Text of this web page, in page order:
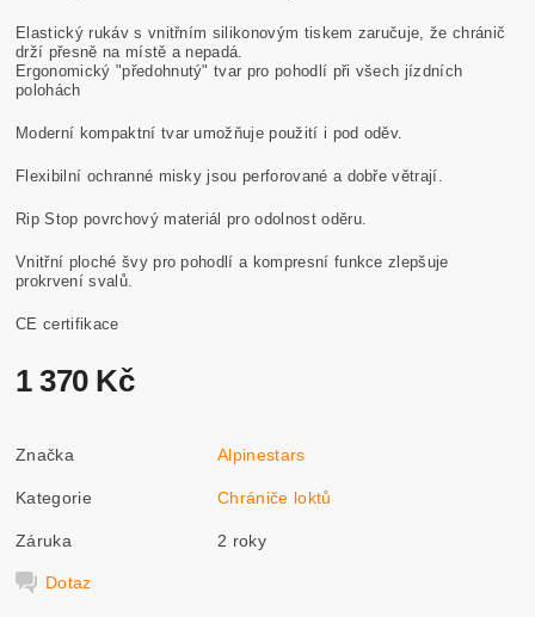
Elastický rukáv s vnitřním silikonovým tiskem zaručuje, že chránič
drží přesně na místě a nepadá.
Ergonomický "předohnutý" tvar pro pohodlí při všech jízdních
polohách
Moderní kompaktní tvar umožňuje použití i pod oděv.
Flexibilní ochranné misky jsou perforované a dobře větrají.
Rip Stop povrchový materiál pro odolnost oděru.
Vnitřní ploché švy pro pohodlí a kompresní funkce zlepšuje
prokrvení svalů.
CE certifikace
1 370 Kč
Značka Alpinestars
Kategorie Chrániče loktů
Záruka 2 roky
Dotaz